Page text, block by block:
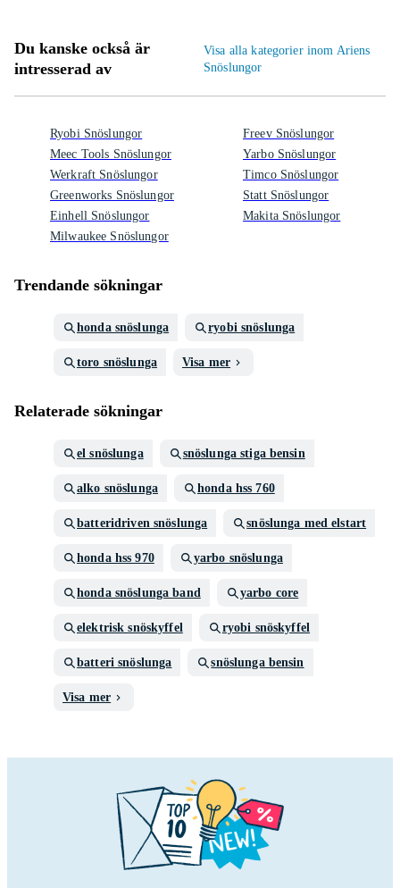
Du kanske också är
intresserad av
Visa alla kategorier inom Ariens
Snöslungor
Ryobi Snöslungor
Meec Tools Snöslungor
Werkraft Snöslungor
Greenworks Snöslungor
Einhell Snöslungor
Milwaukee Snöslungor
Freev Snöslungor
Yarbo Snöslungor
Timco Snöslungor
Statt Snöslungor
Makita Snöslungor
Trendande sökningar
honda snöslunga ryobi snöslunga
toro snöslunga Visa mer
Relaterade sökningar
el snöslunga snöslunga stiga bensin
alko snöslunga honda hss 760
batteridriven snöslunga snöslunga med elstart
honda hss 970 yarbo snöslunga
honda snöslunga band yarbo core
elektrisk snöskyffel ryobi snöskyffel
batteri snöslunga snöslunga bensin
Visa mer